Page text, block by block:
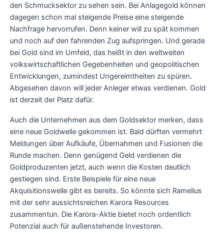
den Schmucksektor zu sehen sein. Bei Anlagegold können
dagegen schon mal steigende Preise eine steigende
Nachfrage hervorrufen. Denn keiner will zu spät kommen
und noch auf den fahrenden Zug aufspringen. Und gerade
bei Gold sind im Umfeld, das heißt in den weltweiten
volkswirtschaftlichen Gegebenheiten und geopolitischen
Entwicklungen, zumindest Ungereimtheiten zu spüren.
Abgesehen davon will jeder Anleger etwas verdienen. Gold
ist derzeit der Platz dafür.
Auch die Unternehmen aus dem Goldsektor merken, dass
eine neue Goldwelle gekommen ist. Bald dürften vermehrt
Meldungen über Aufkäufe, Übernahmen und Fusionen die
Runde machen. Denn genügend Geld verdienen die
Goldproduzenten jetzt, auch wenn die Kosten deutlich
gestiegen sind. Erste Beispiele für eine neue
Akquisitionswelle gibt es bereits. So könnte sich Ramelius
mit der sehr aussichtsreichen Karora Resources
zusammentun. Die Karora-Aktie bietet noch ordentlich
Potenzial auch für außenstehende Investoren.